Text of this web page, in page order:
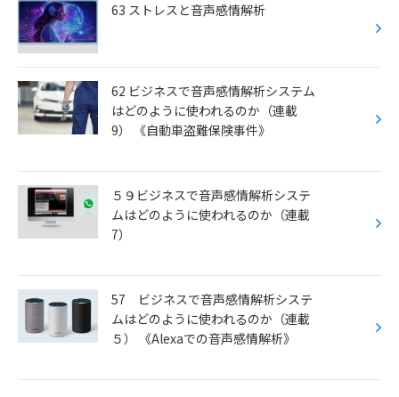
63 ストレスと音声感情解析
62 ビジネスで音声感情解析システム
はどのように使われるのか（連載
9） 《自動車盗難保険事件》
５９ビジネスで音声感情解析システ
ムはどのように使われるのか（連載
7）
57 ビジネスで音声感情解析システ
ムはどのように使われるのか（連載
５） 《Alexaでの音声感情解析》